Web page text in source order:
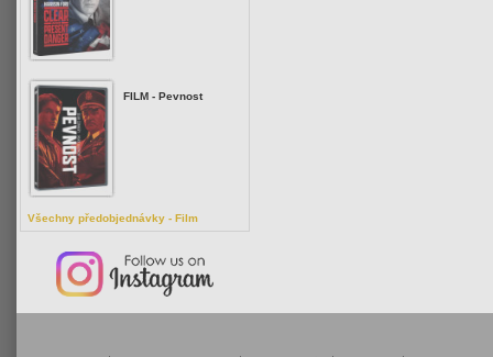
FILM - Pevnost
Všechny předobjednávky - Film